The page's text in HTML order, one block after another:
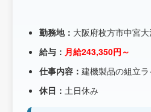
勤務地： 大阪府枚方市中宮
給与： 月給243,350円～
仕事内容： 建機製品の組立
休日： 土日休み